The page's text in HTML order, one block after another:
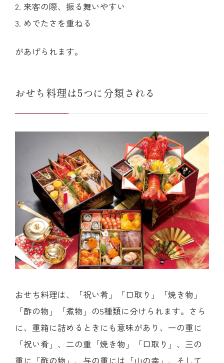
2. 来客の際、振る舞いやすい
3. めでたさを重ねる
があげられます。
おせち料理は5つに分類される
おせち料理は、「祝い肴」「口取り」「焼き物」
「酢の物」「煮物」の5種類に分けられます。さら
に、重箱に詰めるときにも意味があり、一の重に
「祝い肴」、二の重「焼き物」「口取り」、三の